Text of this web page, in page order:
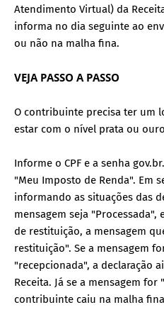
Atendimento Virtual) da
informa no dia seguinte ao
ou não na malha fina.
VEJA PASSO A PASSO
O contribuinte precisa ter um
estar com o nível prata ou
Informe o CPF e a senha
"Meu Imposto de Renda". Em
informando as situações das
mensagem seja "Processada",
de restituição, a mensagem
restituição". Se a mensagem
"recepcionada", a declaração
Receita. Já se a mensagem
contribuinte caiu na malha fina